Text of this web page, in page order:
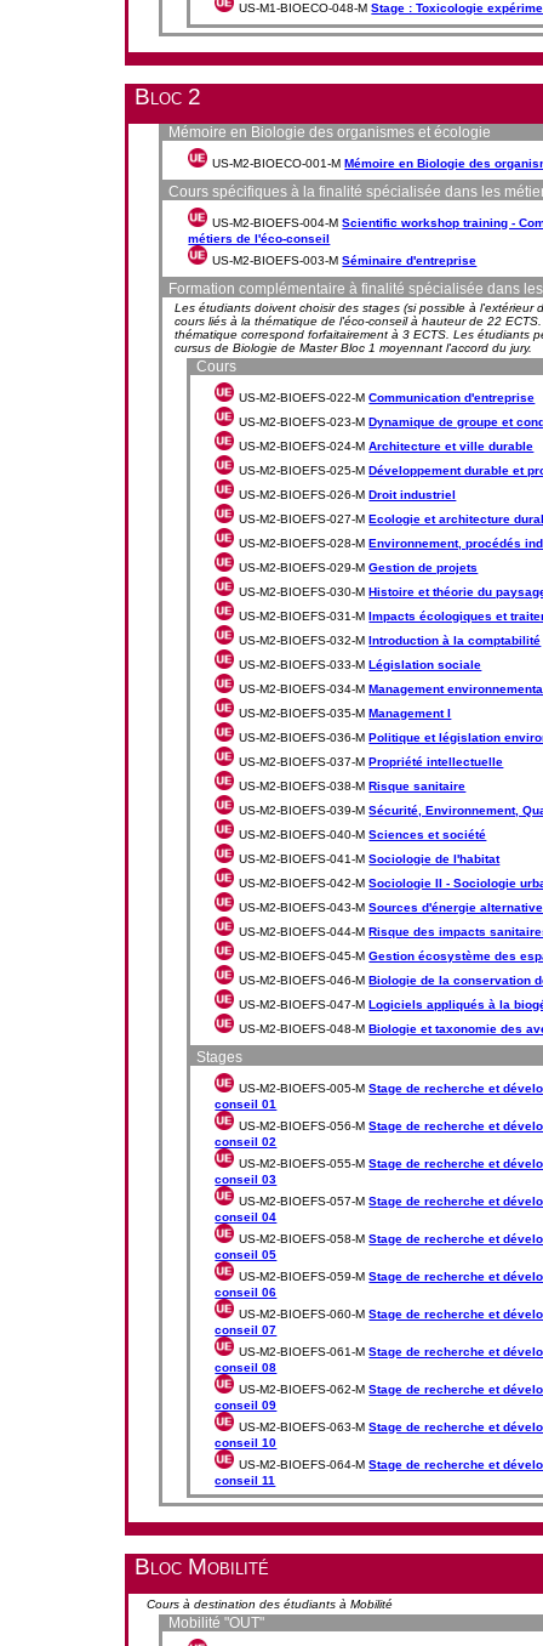
US-M1-BIOECO-048-MStage : Toxicologie
Bloc 2
Mémoire en Biologie des organismes et écologie
US-M2-BIOECO-001-MMémoire en Biologie des
Cours spécifiques à la finalité spécialisée dans les
US-M2-BIOEFS-004-MScientific workshop training -
métiers de l'éco-conseil
US-M2-BIOEFS-003-MSéminaire d'entreprise
Formation complémentaire à finalité spécialisée dans
Les étudiants doivent choisir des stages (si possible à l'extérieur
cours liés à la thématique de l'éco-conseil à hauteur de 22
thématique correspond forfaitairement à 3 ECTS. Les étudiants
cursus de Biologie de Master Bloc 1 moyennant l'accord du jury.
Cours
US-M2-BIOEFS-022-MCommunication d'entreprise
US-M2-BIOEFS-023-MDynamique de groupe et
US-M2-BIOEFS-024-MArchitecture et ville durable
US-M2-BIOEFS-025-MDéveloppement durable et
US-M2-BIOEFS-026-MDroit industriel
US-M2-BIOEFS-027-MEcologie et architecture
US-M2-BIOEFS-028-MEnvironnement, procédés
US-M2-BIOEFS-029-MGestion de projets
US-M2-BIOEFS-030-MHistoire et théorie du
US-M2-BIOEFS-031-MImpacts écologiques et
US-M2-BIOEFS-032-MIntroduction à la comptabilité
US-M2-BIOEFS-033-MLégislation sociale
US-M2-BIOEFS-034-MManagement
US-M2-BIOEFS-035-MManagement I
US-M2-BIOEFS-036-MPolitique et législation
US-M2-BIOEFS-037-MPropriété intellectuelle
US-M2-BIOEFS-038-MRisque sanitaire
US-M2-BIOEFS-039-MSécurité, Environnement,
US-M2-BIOEFS-040-MSciences et société
US-M2-BIOEFS-041-MSociologie de l'habitat
US-M2-BIOEFS-042-MSociologie II - Sociologie
US-M2-BIOEFS-043-MSources d'énergie
US-M2-BIOEFS-044-MRisque des impacts
US-M2-BIOEFS-045-MGestion écosystème des
US-M2-BIOEFS-046-MBiologie de la conservation
US-M2-BIOEFS-047-MLogiciels appliqués à la
US-M2-BIOEFS-048-MBiologie et taxonomie des
Stages
US-M2-BIOEFS-005-MStage de recherche et
conseil 01
US-M2-BIOEFS-056-MStage de recherche et
conseil 02
US-M2-BIOEFS-055-MStage de recherche et
conseil 03
US-M2-BIOEFS-057-MStage de recherche et
conseil 04
US-M2-BIOEFS-058-MStage de recherche et
conseil 05
US-M2-BIOEFS-059-MStage de recherche et
conseil 06
US-M2-BIOEFS-060-MStage de recherche et
conseil 07
US-M2-BIOEFS-061-MStage de recherche et
conseil 08
US-M2-BIOEFS-062-MStage de recherche et
conseil 09
US-M2-BIOEFS-063-MStage de recherche et
conseil 10
US-M2-BIOEFS-064-MStage de recherche et
conseil 11
Bloc Mobilité
Cours à destination des étudiants à Mobilité
Mobilité "OUT"